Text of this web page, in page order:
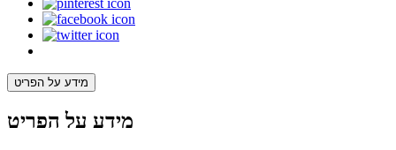
מידע על הפריט
מידע על הפריט